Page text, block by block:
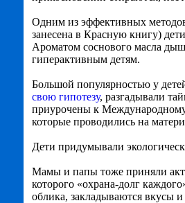
Одним из эффективных
занесена в Красную книгу)
Ароматом соснового масла
гиперактивным детям.
Большой популярностью у
свою гипотезу, разгадывали
приурочены к
которые проводились на
Дети придумывали
Мамы и папы тоже приняли
которого «охрана-долг
облика, закладываются вкусы